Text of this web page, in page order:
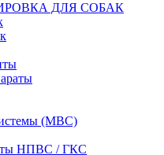
ДЛЯ СОБАК
(МВС)
НПВС / ГКС